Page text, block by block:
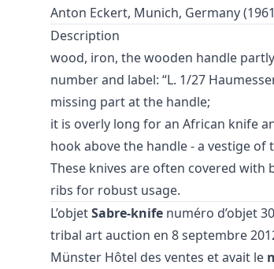
Anton Eckert, Munich, Germany
Description
wood, iron, the wooden handle
number and label: “L. 1/27
missing part at the handle;
it is overly long for an African knife
hook above the handle - a vestige
These knives are often covered
ribs for robust usage.
L’objetSabre-knife numéro d’objet
tribal art auction en 8 septembre
Münster Hôtel des ventes et avait le